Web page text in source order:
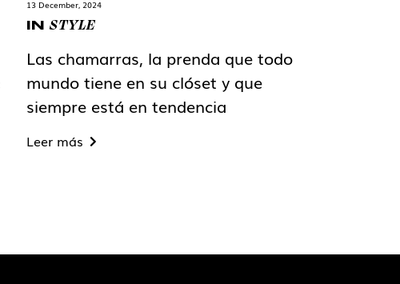
13 December, 2024
INSTYLE
Las chamarras, la prenda que todo
mundo tiene en su clóset y que
siempre está en tendencia
Leer más